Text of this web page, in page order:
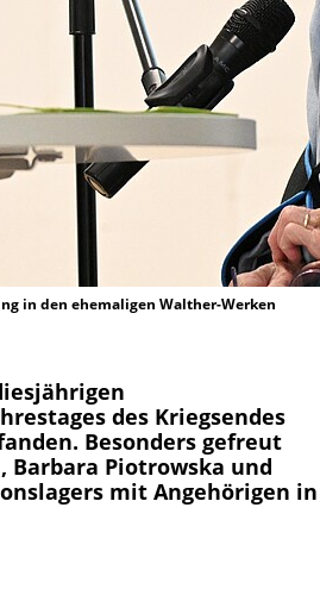
in den ehemaligen Walther-Werken
des Kriegsendes
Besonders gefreut
Barbara Piotrowska und
mit Angehörigen in